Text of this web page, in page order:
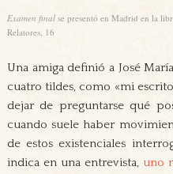
Examen finalse presentó en Madrid en la
Relatores, 16
Una amiga definió a José
cuatro tildes, como «mi
dejar de preguntarse qué
cuando suele haber
de estos existenciales
indica en una entrevista, uno